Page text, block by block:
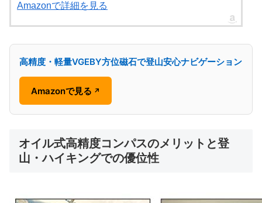
Amazonで詳細を見る
高精度・軽量VGEBY方位磁石で登山安心ナビゲーション
Amazonで見る ↗
オイル式高精度コンパスのメリットと登
山・ハイキングでの優位性